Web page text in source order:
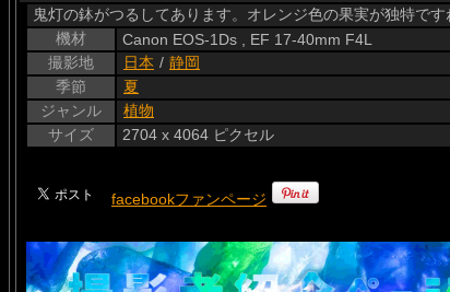
鬼灯の鉢がつるしてあります。オレンジ色の果実が独特です
機材
Canon EOS-1Ds , EF 17-40mm F4L
撮影地
日本 / 静岡
季節
夏
ジャンル
植物
サイズ
2704 x 4064 ピクセル
facebookファンページ